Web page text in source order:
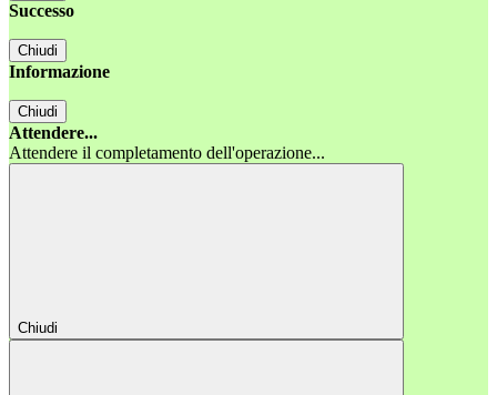
Successo
Chiudi
Informazione
Chiudi
Attendere...
Attendere il completamento dell'operazione...
Chiudi